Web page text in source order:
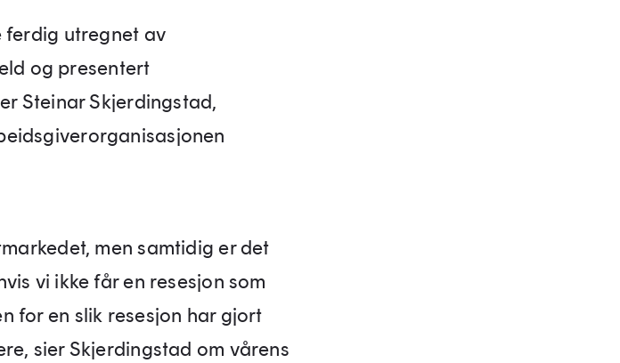
ferdig utregnet av
og presentert
Steinar Skjerdingstad,
men samtidig er det
vi ikke får en resesjon som
for en slik resesjon har gjort
sier Skjerdingstad om vårens